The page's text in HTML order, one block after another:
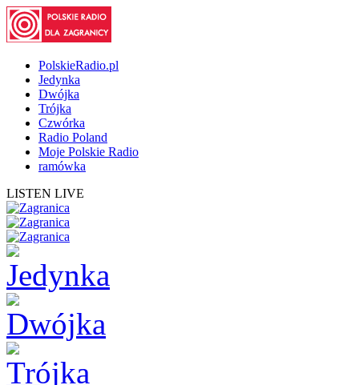
PolskieRadio.pl
Jedynka
Dwójka
Trójka
Czwórka
Radio Poland
Moje Polskie Radio
ramówka
LISTEN LIVE